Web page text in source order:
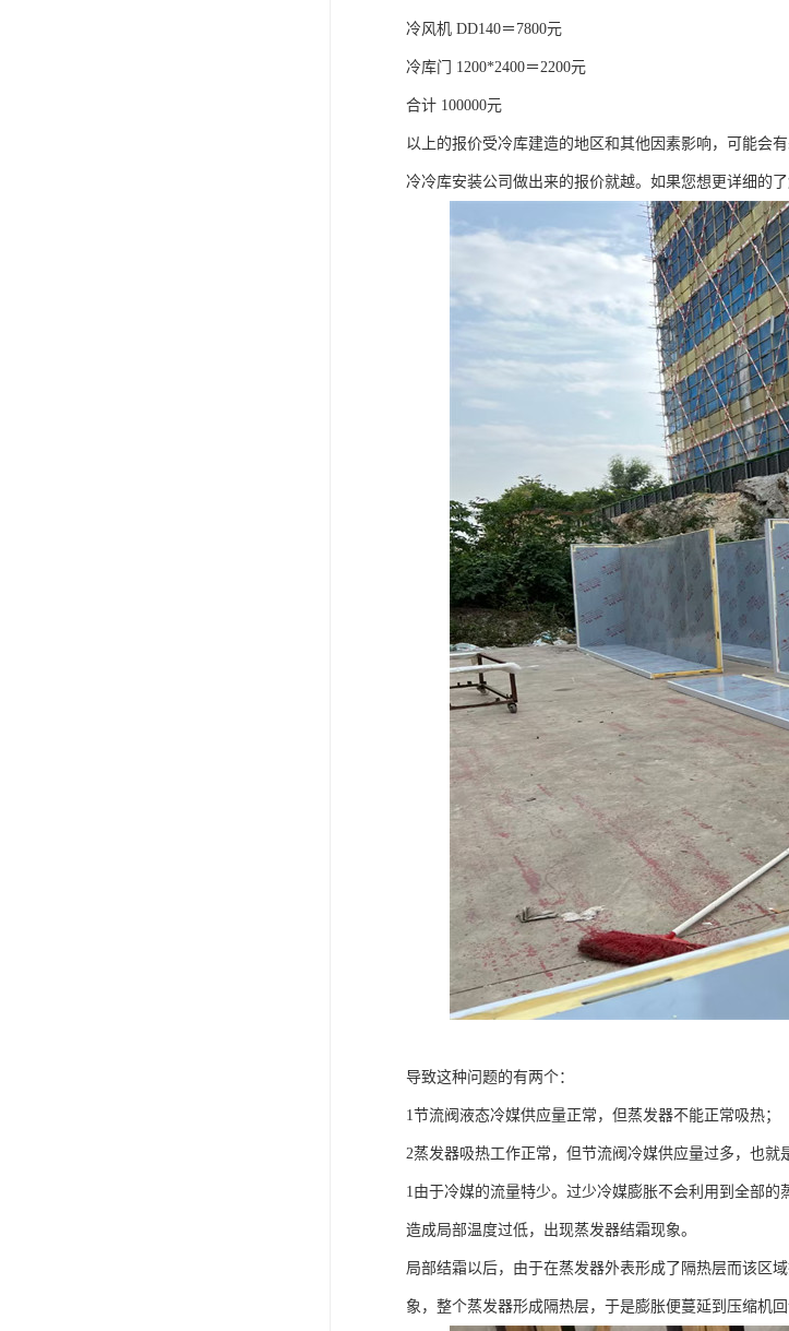
冷风机 DD140＝7800元
冷库门 1200*2400＝2200元
合计 100000元
以上的报价受冷库建造的地区和其他因素影响，可能会
冷冷库安装公司做出来的报价就越。如果您想更详细的
导致这种问题的有两个：
1节流阀液态冷媒供应量正常，但蒸发器不能正常吸热；
2蒸发器吸热工作正常，但节流阀冷媒供应量过多，也就
1由于冷媒的流量特少。过少冷媒膨胀不会利用到全部
造成局部温度过低，出现蒸发器结霜现象。
局部结霜以后，由于在蒸发器外表形成了隔热层而该区
象，整个蒸发器形成隔热层，于是膨胀便蔓延到压缩机